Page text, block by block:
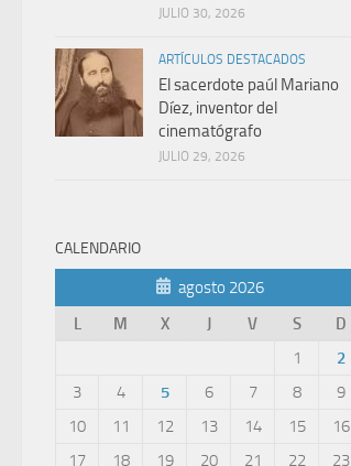
JULIO 30, 2026
ARTÍCULOS DESTACADOS
El sacerdote paúl Mariano
Díez, inventor del
cinematógrafo
JULIO 29, 2026
CALENDARIO
agosto 2026
L
M X J V S
D
1
2
3
4 5 6 7 8
9
10
11 12 13 14 15
16
17
18 19 20 21 22
23